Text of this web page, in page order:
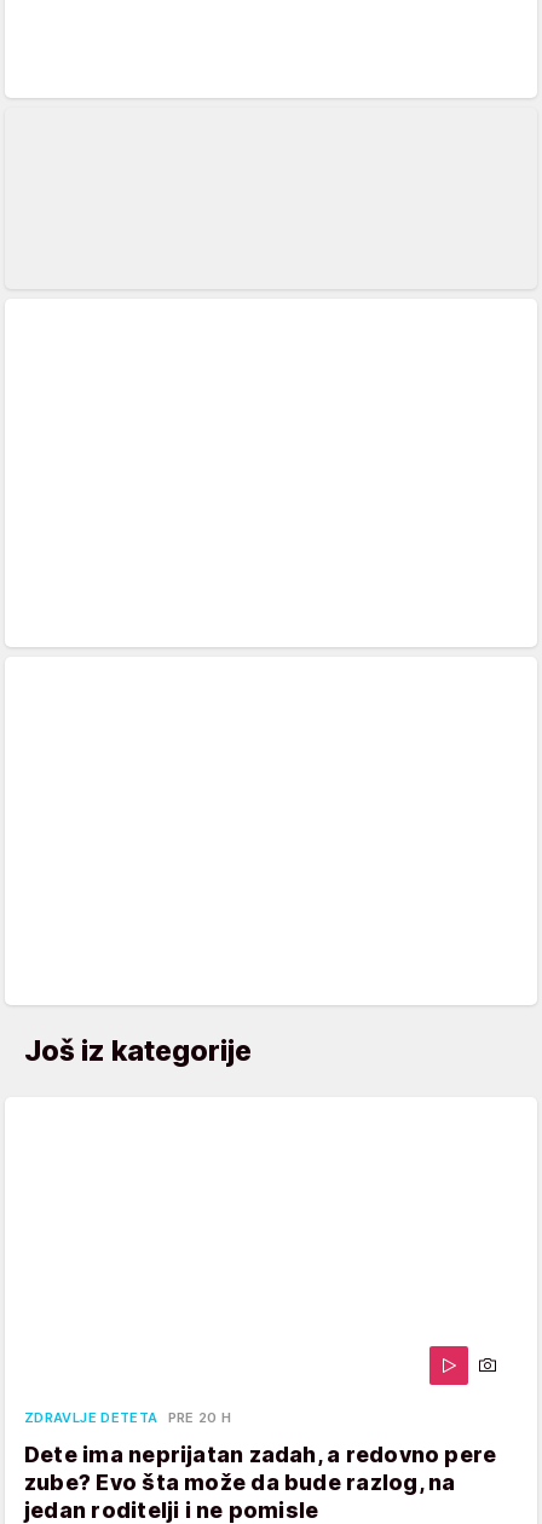
Još iz kategorije
ZDRAVLJE DETETA PRE 20 H
Dete ima neprijatan zadah, a redovno pere
zube? Evo šta može da bude razlog, na
jedan roditelji i ne pomisle